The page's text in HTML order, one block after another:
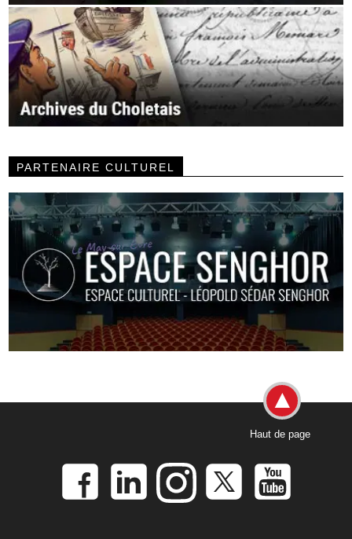
PARTENAIRE CULTUREL
Haut de page